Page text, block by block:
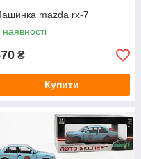
mazda rx-7
наявності
₴
Купити